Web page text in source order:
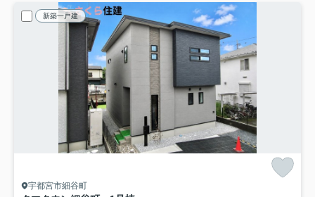
新築一戸建
宇都宮市細谷町